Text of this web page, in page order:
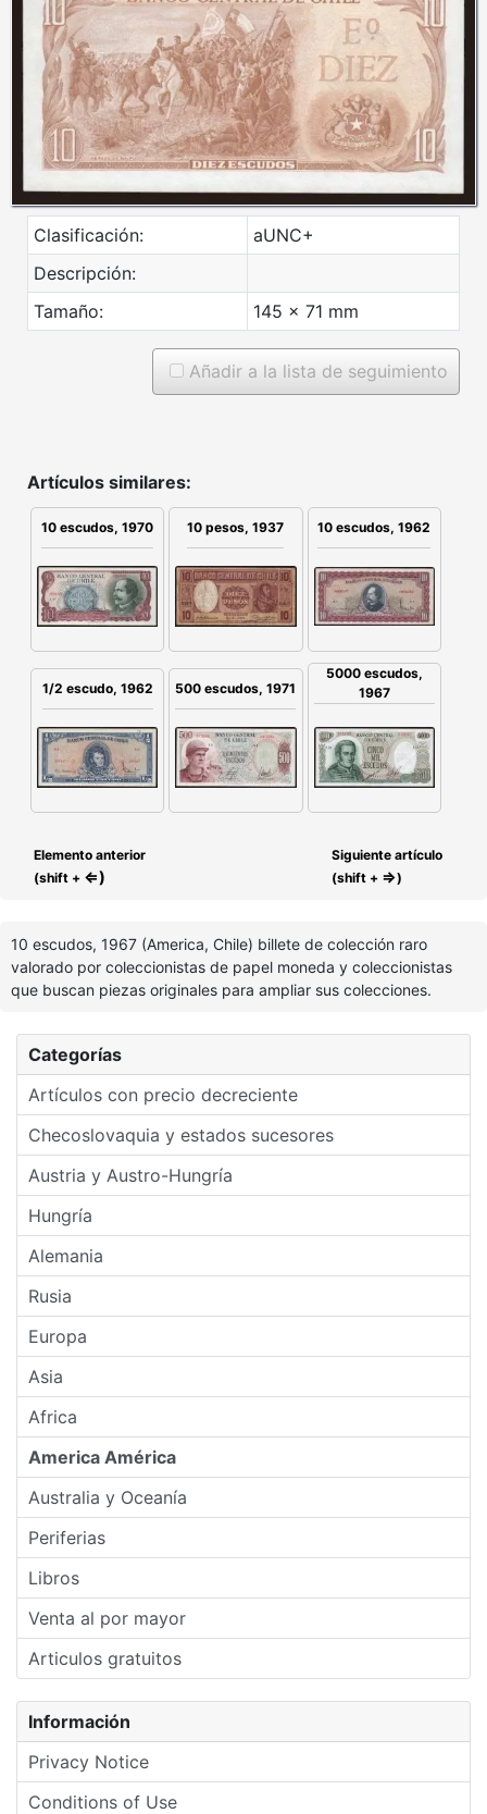
Categorías
Artículos con precio decreciente
Checoslovaquia y estados sucesores
Austria y Austro-Hungría
Hungría
Alemania
Rusia
Europa
Asia
Africa
America América
Australia y Oceanía
Periferias
Libros
Venta al por mayor
Articulos gratuitos
Información
Privacy Notice
Conditions of Use
Clasificación:
aUNC+
Descripción:
Tamaño:
145 x 71 mm
Añadir a la lista de seguimiento
Artículos similares:
10 escudos, 1970 10 pesos, 1937 10 escudos, 1962
1/2 escudo, 1962 500 escudos, 1971
5000 escudos,
1967
Elemento anterior
(shift + ⇐)
Siguiente artículo
(shift + ⇒)
10 escudos, 1967 (America, Chile) billete de colección raro
valorado por coleccionistas de papel moneda y coleccionistas
que buscan piezas originales para ampliar sus colecciones.